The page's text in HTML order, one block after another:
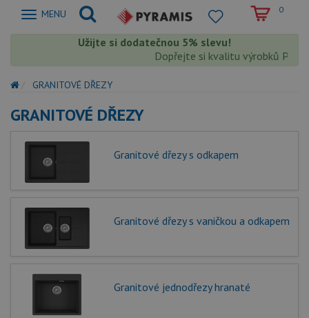
Zobrazit
MENU 0
Užijte si dodatečnou 5% slevu!
Dopřejte si kvalitu výrobků
GRANITOVÉ DŘEZY
GRANITOVÉ DŘEZY
Granitové dřezy s odkapem
Granitové dřezy s vaničkou a odkapem
Granitové jednodřezy hranaté